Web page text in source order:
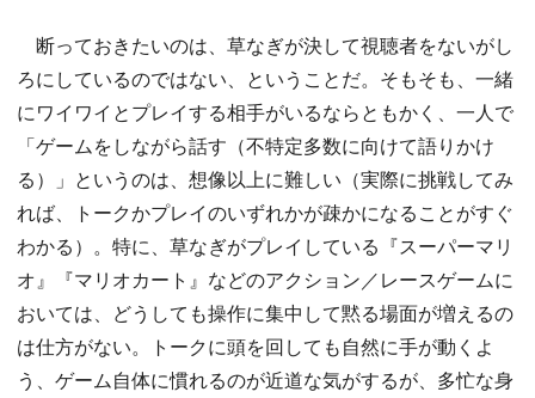
断っておきたいのは、草なぎが決して視聴者をないがし
ろにしているのではない、ということだ。そもそも、一緒
にワイワイとプレイする相手がいるならともかく、一人で
「ゲームをしながら話す（不特定多数に向けて語りかけ
る）」というのは、想像以上に難しい（実際に挑戦してみ
れば、トークかプレイのいずれかが疎かになることがすぐ
わかる）。特に、草なぎがプレイしている『スーパーマリ
オ』『マリオカート』などのアクション／レースゲームに
おいては、どうしても操作に集中して黙る場面が増えるの
は仕方がない。トークに頭を回しても自然に手が動くよ
う、ゲーム自体に慣れるのが近道な気がするが、多忙な身